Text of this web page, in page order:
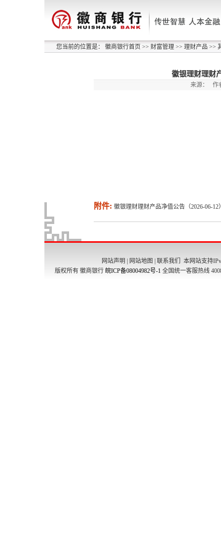
您当前的位置是： 徽商银行首页 >> 财富管理 >> 理财产品 >>
徽银理财理财
来源： 作
附件: 徽银理财理财产品净值公告（2026-06-12
网站声明 网站地图 联系我们
本网站支持
版权所有 徽商银行 皖ICP备08004982号-1 全国统一客服热线